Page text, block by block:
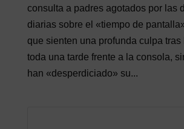
consulta a padres agotados por las
diarias sobre el «tiempo de
que sienten una profunda culpa tras
toda una tarde frente a la consola,
han «desperdiciado» su...